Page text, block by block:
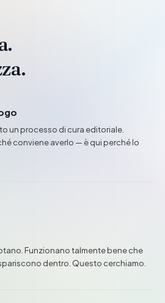
un processo di cura editoriale.
conviene averlo — è qui perché lo
Funzionano talmente bene che
dentro. Questo cerchiamo.